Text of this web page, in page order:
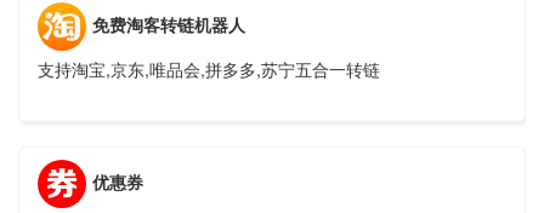
免费淘客转链机器人
支持淘宝,京东,唯品会,拼多多,苏宁五合一转链
优惠券